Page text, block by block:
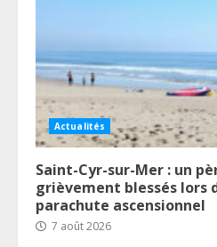
Actualités
Saint-Cyr-sur-Mer : un
grièvement blessés lors
parachute ascensionnel
7 août 2026